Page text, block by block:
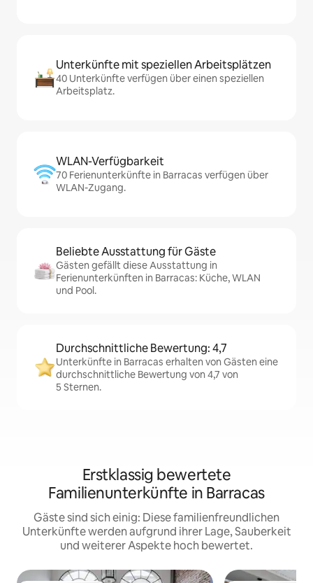
Unterkünfte mit speziellen Arbeitsplätzen
40 Unterkünfte verfügen über einen speziellen
Arbeitsplatz.
WLAN-Verfügbarkeit
70 Ferienunterkünfte in Barracas verfügen über
WLAN-Zugang.
Beliebte Ausstattung für Gäste
Gästen gefällt diese Ausstattung in
Ferienunterkünften in Barracas: Küche, WLAN
und Pool.
Durchschnittliche Bewertung: 4,7
Unterkünfte in Barracas erhalten von Gästen eine
durchschnittliche Bewertung von 4,7 von
5 Sternen.
Erstklassig bewertete
Familienunterkünfte in Barracas
Gäste sind sich einig: Diese familienfreundlichen
Unterkünfte werden aufgrund ihrer Lage, Sauberkeit
und weiterer Aspekte hoch bewertet.